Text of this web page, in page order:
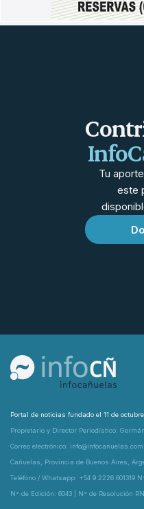
Tu
este
Portal de noticias fundado el 11 de
Propietario y Director Periodístico:
Correo electrónico: info@infocanuelas.com
Cañuelas, Provincia de Buenos Aires,
Teléfono / Whatsapp: +54 9 2226 601319
N° de Edición: 6043 | N° de Resolución